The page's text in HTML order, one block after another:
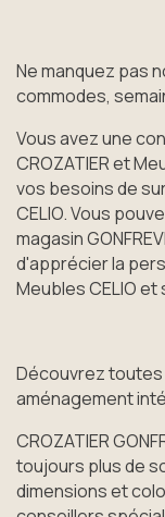
Ne manquez pas
commodes,
Vous avez une
CROZATIER et
vos besoins de
CELIO. Vous
magasin
d'apprécier la
Meubles CELIO
Découvrez
aménagement
CROZATIER
toujours plus de
dimensions et